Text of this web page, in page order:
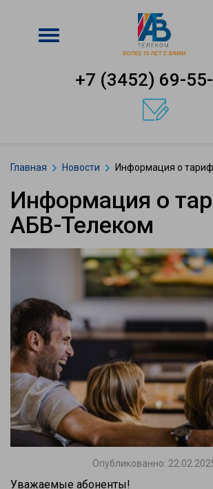
Включить
+7 (3452) 69-
Главная Новости Информация о
Информация о
АБВ-Телеком
Опубликованно:
Уважаемые абоненты!